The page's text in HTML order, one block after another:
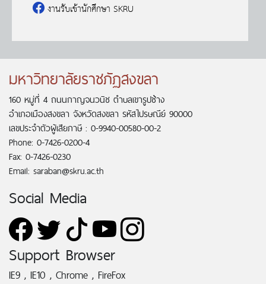
งานรับเข้านักศึกษา SKRU
มหาวิทยาลัยราชภัฏสงขลา
160 หมู่ที่ 4 ถนนกาญจนวนิช ตำบลเขารูปช้าง
อำเภอเมืองสงขลา จังหวัดสงขลา รหัสไปรษณีย์ 90000
เลขประจำตัวผู้เสียภาษี : 0-9940-00580-00-2
Phone: 0-7426-0200-4
Fax: 0-7426-0230
Email: saraban@skru.ac.th
Social Media
Support Browser
IE9 , IE10 , Chrome , FireFox